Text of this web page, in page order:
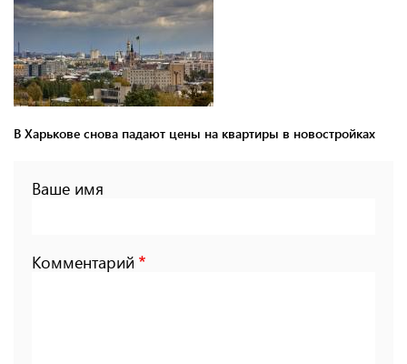
В Харькове снова падают цены на квартиры в новостройках
Ваше имя
Комментарий